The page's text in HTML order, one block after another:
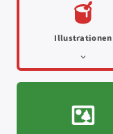
Illustrationen